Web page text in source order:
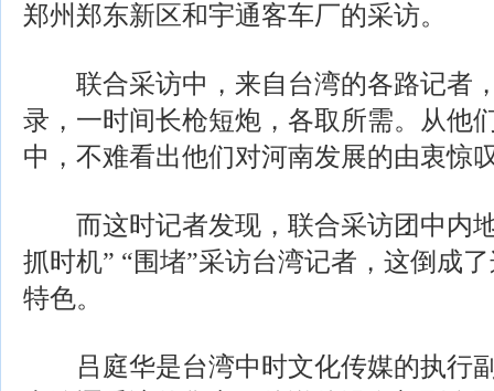
郑州郑东新区和宇通客车厂的采访。
联合采访中，来自台湾的各路记者
录，一时间长枪短炮，各取所需。从他
中，不难看出他们对河南发展的由衷惊
而这时记者发现，联合采访团中内
抓时机” “围堵”采访台湾记者，这倒成
特色。
吕庭华是台湾中时文化传媒的执行